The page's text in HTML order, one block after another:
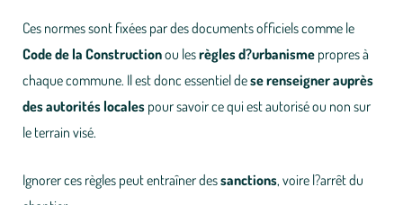
Ces normes sont fixées par des documents officiels comme le
Code de la Constructionou lesrègles d?urbanisme propres à
chaque commune. Il est donc essentiel dese renseigner auprès
des autorités locales pour savoir ce qui est autorisé ou non sur
le terrain visé.
Ignorer ces règles peut entraîner dessanctions, voire l?arrêt du